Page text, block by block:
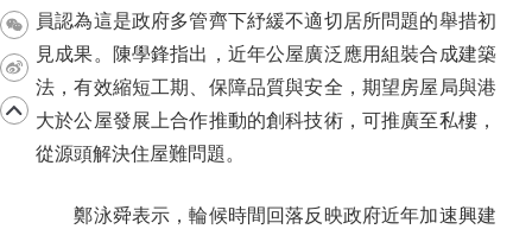
員認為這是政府多管齊下紓緩不適切居所問題的舉措初
見成果。陳學鋒指出，近年公屋廣泛應用組裝合成建築
法，有效縮短工期、保障品質與安全，期望房屋局與港
大於公屋發展上合作推動的創科技術，可推廣至私樓，
從源頭解決住屋難問題。
鄭泳舜表示，輪候時間回落反映政府近年加速興建